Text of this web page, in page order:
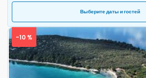
Выберите даты и гостей
-10 %